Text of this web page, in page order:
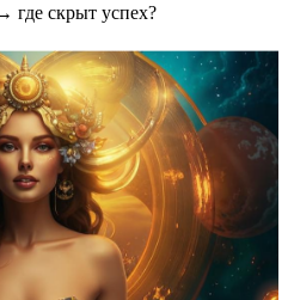
где скрыт успех?